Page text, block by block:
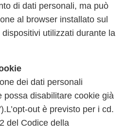
di dati personali, ma può
al browser installato sul
utilizzati durante la
dei dati personali
possa disabilitare cookie già
out è previsto per i cd.
del Codice della